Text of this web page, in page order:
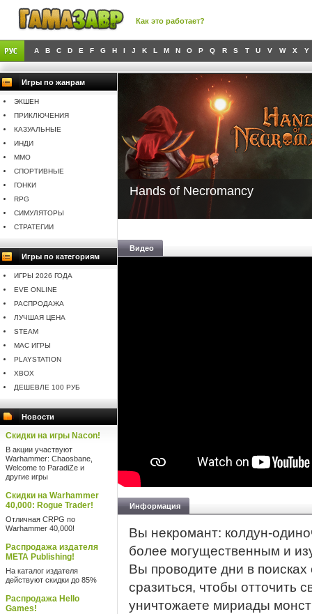
Как это работает?
A B C D E F G H I J K L M N O P Q R S T U V W X Y
Игры по жанрам
ЭКШЕН
ПРИКЛЮЧЕНИЯ
КАЗУАЛЬНЫЕ
ИНДИ
MMO
СПОРТИВНЫЕ
ГОНКИ
RPG
СИМУЛЯТОРЫ
СТРАТЕГИИ
Игры по категориям
ИГРЫ 2026 ГОДА
EVE ONLINE
РАСПРОДАЖА
ЛУЧШАЯ ЦЕНА
STEAM
MAC ИГРЫ
PLAYSTATION
XBOX
ДЕШЕВЛЕ 100 РУБ
Новости
Скидки на игры Nacon!
В акции участвуют
Warhammer: Chaosbane,
Welcome to ParadiZe и
другие игры
Скидки на Warhammer
40,000: Rogue Trader!
Отличная CRPG по
Warhammer 40,000!
Распродажа издателя
META Publishing!
На каталог издателя
действуют скидки до 85%
Распродажа Hello
Games!
Hands of Necromancy
Видео
Информация
Вы некромант: колдун-
более могущественным и
Вы проводите дни в
сразиться, чтобы отточить
уничтожаете мириады